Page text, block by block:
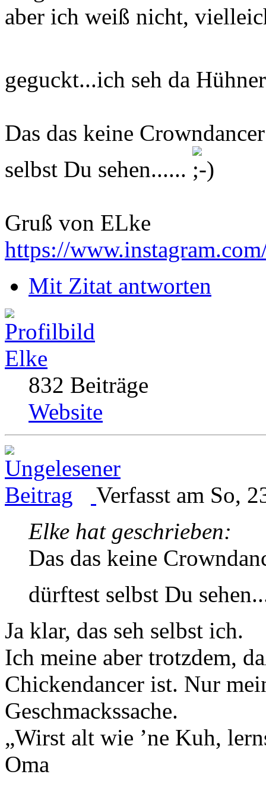
aber ich weiß nicht,
geguckt...ich seh da
Das das keine
selbst Du sehen......
Gruß von ELke
https://
Mit Zitat antworten
Elke
832 Beiträge
Website
Verfasst am So,
Elke hat geschrieben:
Das das keine
dürftest selbst Du
Ja klar, das seh selbst ich.
Ich meine aber trotzdem,
Chickendancer ist. Nur
Geschmackssache.
„Wirst alt wie ’ne Kuh,
Oma